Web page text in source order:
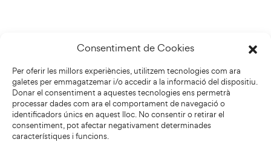
Consentiment de Cookies
Per oferir les millors experiències, utilitzem tecnologies com ara
galetes per emmagatzemar i/o accedir a la informació del dispositiu.
Donar el consentiment a aquestes tecnologies ens permetrà
processar dades com ara el comportament de navegació o
identificadors únics en aquest lloc. No consentir o retirar el
consentiment, pot afectar negativament determinades
característiques i funcions.